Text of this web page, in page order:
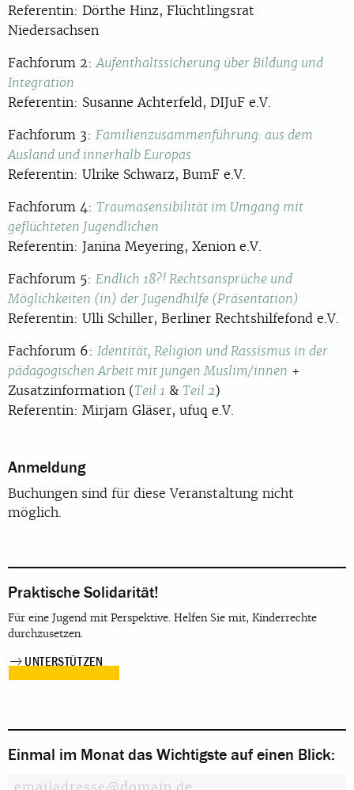
Referentin: Dörthe Hinz, Flüchtlingsrat
Niedersachsen
Fachforum 2:Aufenthaltssicherung über Bildung und
Integration
Referentin: Susanne Achterfeld, DIJuF e.V.
Fachforum 3: Familienzusammenführung: aus dem
Ausland und innerhalb Europas
Referentin: Ulrike Schwarz, BumF e.V.
Fachforum 4: Traumasensibilität im Umgang mit
geflüchteten Jugendlichen
Referentin: Janina Meyering, Xenion e.V.
Fachforum 5: Endlich 18?! Rechtsansprüche und
Möglichkeiten (in) der Jugendhilfe (Präsentation)
Referentin: Ulli Schiller, Berliner Rechtshilfefond e.V.
Fachforum 6: Identität, Religion und Rassismus in der
pädagogischen Arbeit mit jungen Muslim/innen +
Zusatzinformation (Teil 1 & Teil 2)
Referentin: Mirjam Gläser, ufuq e.V.
Anmeldung
Buchungen sind für diese Veranstaltung nicht
möglich.
Praktische Solidarität!
Für eine Jugend mit Perspektive. Helfen Sie mit, Kinderrechte
durchzusetzen.
UNTERSTÜTZEN
Einmal im Monat das Wichtigste auf einen Blick: